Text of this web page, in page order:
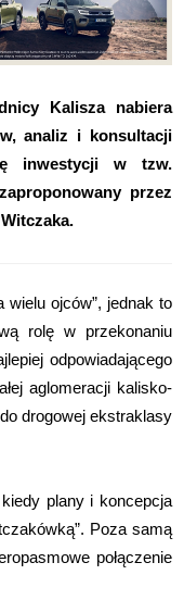
Kalisza nabiera
analiz i konsultacji
inwestycji w tzw.
przez
ojców”, jednak to
rolę w przekonaniu
odpowiadającego
aglomeracji kalisko-
drogowej ekstraklasy
plany i koncepcja
Poza samą
połączenie